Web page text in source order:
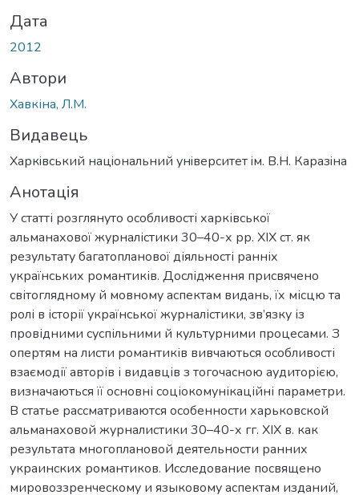
Дата
2012
Автори
Хавкіна, Л.М.
Видавець
Харкiвський нацiональний унiверситет iм. В.Н. Каразiна
Анотація
У статті розглянуто особливості харківської
альманахової журналістики 30–40-х рр. ХІХ ст. як
результату багатопланової діяльності ранніх
українських романтиків. Дослідження присвячено
світоглядному й мовному аспектам видань, їх місцю та
ролі в історії української журналістики, зв’язку із
провідними суспільними й культурними процесами. З
опертям на листи романтиків вивчаються особливості
взаємодії авторів і видавців з тогочасною аудиторією,
визначаються її основні соціокомунікаційні параметри.
В статье рассматриваются особенности харьковской
альманаховой журналистики 30–40-х гг. ХІХ в. как
результата многоплановой деятельности ранних
украинских романтиков. Исследование посвящено
мировоззренческому и языковому аспектам изданий,